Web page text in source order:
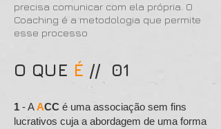
precisa comunicar com ela própria. O
Coaching é a metodologia que permite
esse processo
O QUE É // 01
1 - AACC é uma associação sem fins
lucrativos cuja a abordagem de uma forma